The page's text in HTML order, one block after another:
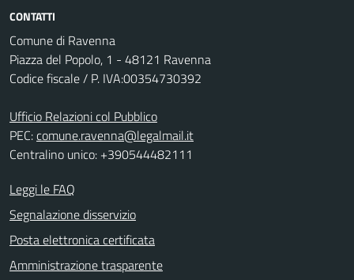
CONTATTI
Comune di Ravenna
Piazza del Popolo, 1 - 48121 Ravenna
Codice fiscale / P. IVA:00354730392
Ufficio Relazioni col Pubblico
PEC:comune.ravenna@legalmail.it
Centralino unico: +390544482111
Leggi le FAQ
Segnalazione disservizio
Posta elettronica certificata
Amministrazione trasparente